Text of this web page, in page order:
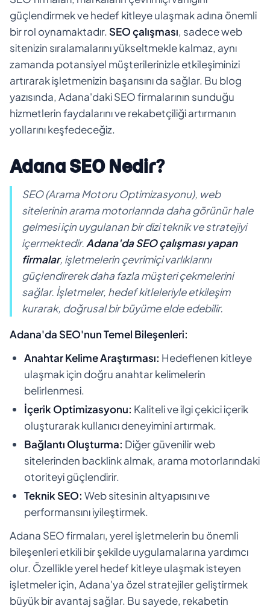
güçlendirmek ve hedef kitleye ulaşmak adına önemli
bir rol oynamaktadır. SEO çalışması, sadece web
sitenizin sıralamalarını yükseltmekle kalmaz, aynı
zamanda potansiyel müşterilerinizle etkileşiminizi
artırarak işletmenizin başarısını da sağlar. Bu blog
yazısında, Adana'daki SEO firmalarının sunduğu
hizmetlerin faydalarını ve rekabetçiliği artırmanın
yollarını keşfedeceğiz.
Adana SEO Nedir?
SEO (Arama Motoru Optimizasyonu), web
sitelerinin arama motorlarında daha görünür hale
gelmesi için uygulanan bir dizi teknik ve stratejiyi
içermektedir. Adana'da SEO çalışması yapan
firmalar, işletmelerin çevrimiçi varlıklarını
güçlendirerek daha fazla müşteri çekmelerini
sağlar. İşletmeler, hedef kitleleriyle etkileşim
kurarak, doğrusal bir büyüme elde edebilir.
Adana'da SEO'nun Temel Bileşenleri:
Anahtar Kelime Araştırması: Hedeflenen kitleye
ulaşmak için doğru anahtar kelimelerin
belirlenmesi.
İçerik Optimizasyonu: Kaliteli ve ilgi çekici içerik
oluşturarak kullanıcı deneyimini artırmak.
Bağlantı Oluşturma: Diğer güvenilir web
sitelerinden backlink almak, arama motorlarındaki
otoriteyi güçlendirir.
Teknik SEO: Web sitesinin altyapısını ve
performansını iyileştirmek.
Adana SEO firmaları, yerel işletmelerin bu önemli
bileşenleri etkili bir şekilde uygulamalarına yardımcı
olur. Özellikle yerel hedef kitleye ulaşmak isteyen
işletmeler için, Adana'ya özel stratejiler geliştirmek
büyük bir avantaj sağlar. Bu sayede, rekabetin